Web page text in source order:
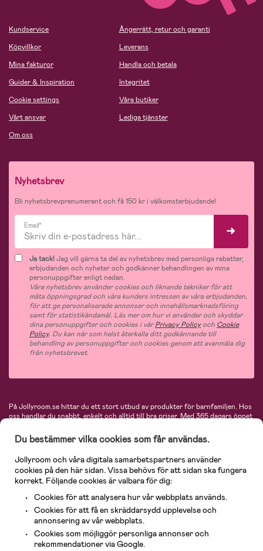
Kundservice
Köpvillkor
Mina fakturor
Guider & Inspiration
Cookie settings
Vårt ansvar
Om oss
Ångerrätt, retur och garanti
Leverans
Handla och betala
Integritet
Våra butiker
Lediga tjänster
Nyhetsbrev
Bli nyhetsbrevprenumerant och få 150 kr i välkomsterbjudande!
Email*
Ja tack!Jag vill gärna ta del av nyhetsbrev med personliga rabatter,
erbjudanden och nyheter och godkänner behandlingen av mina
personuppgifter enligt nedan.
Våra nyhetsbrev använder cookies och liknande tekniker för att
mäta öppningsgrad och våra kunders intressen av våra erbjudanden,
för att ge personaliserade annonser och innehållsmarknadsföring
samt för statistikändamål. Läs mer om hur vi använder och skyddar
dina personuppgifter och cookies i vårPrivacy Policyoch Cookie
Policy. Du kan när som helst återkalla ditt godkännande till
behandling av personuppgifter och cookies genom att avanmäla dig
från nyhetsbrevet.
På Jollyroom.se hittar du ett stort utbud av produkter för barnfamiljen. Hos
oss handlar du snabbt, enkelt och alltid till bra priser. Med 365 dagars öppet
hos oss. I vårt sortiment hittar du barnvagnar, bilstolar, kläder för barn och
baby, produkter för mamman, massor av inspirerande inredning, leksaker,
varumärken så som Britax, Maxi-Cosi, Baby Jogger, BabyBjörn, Didriksons,
KidKraft, Ergobaby, Philips Avent, Neonate, Cybex, LEGO och många fler.
Välkommen in och kika runt i Nordens största barn- och babybutik på nätet!
Du bestämmer vilka cookies som får användas.
Jollyroom och våra digitala samarbetspartners använder
cookies på den här sidan. Vissa behövs för att sidan ska fungera
korrekt. Följande cookies är valbara för dig:
Cookies för att analysera hur vår webbplats används.
Cookies för att få en skräddarsydd upplevelse och
annonsering av vår webbplats.
Cookies som möjliggör personliga annonser och
rekommendationer via Google.